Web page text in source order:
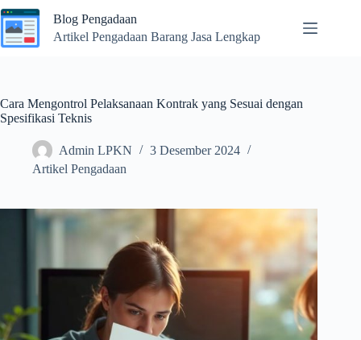
Skip
to
content
Blog Pengadaan
Artikel Pengadaan Barang Jasa Lengkap
Cara Mengontrol Pelaksanaan Kontrak yang Sesuai dengan
Spesifikasi Teknis
Admin LPKN
3 Desember 2024
Artikel Pengadaan